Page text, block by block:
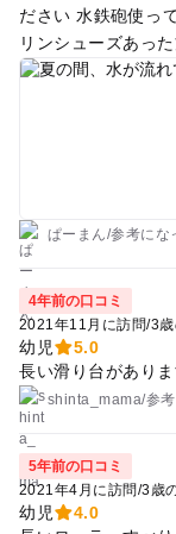
ださい 水鉄砲使っ
リンシューズあっ
替える場所はあり
ぱーまん/参考に な
4年前の口コミ
2021年11月に訪問/3
幼児
5.0
長い滑り台があり
shinta_mama/参
5年前の口コミ
2021年4月に訪問/3歳
幼児
4.0